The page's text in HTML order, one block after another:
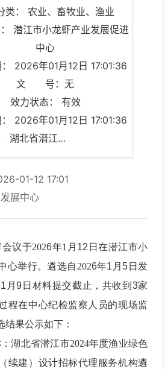
类： 农业、畜牧业、渔业
潜江市小龙虾产业发展促进
中心
2026年01月12日 17:01:36
文 号：无
效力状态： 有效
2026年01月12日 17:01:36
名 称： 湖北省潜江市2024年度渔业绿色循环发展试点项目（续建）设计招标代理服务机构遴选结果公示
01-12 17:01
展中心
会议于2026年1 月 12 日在潜江市小
心举行。遴选自 2026年1 月5 日发
1 月9 日材料提交截止 ， 共收到 3家
程在中心纪检监察人员的现场监
结果公示如下：
：湖北省潜江市2024年度渔业绿色
续建） 设计招标代理服务机构遴